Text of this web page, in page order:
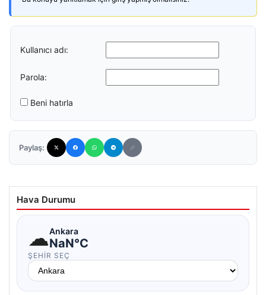
Kullanıcı adı:
Parola:
Beni hatırla
Paylaş:
Hava Durumu
☁Ankara
NaN°C
ŞEHIR SEÇ